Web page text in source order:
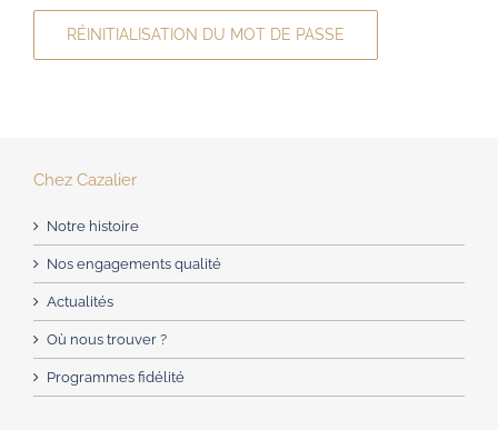
CONFITS DE CANARD
ACCOMPAGNEMENTS
AVANTAGES
RÉINITIALISATION DU MOT DE PASSE
Chez Cazalier
Notre histoire
Nos engagements qualité
Actualités
Où nous trouver ?
Programmes fidélité